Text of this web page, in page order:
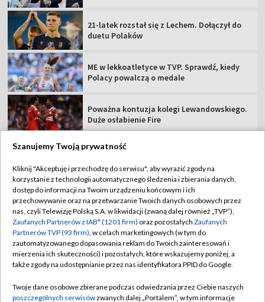
21-latek rozstał się z Lechem. Dołączył do
duetu Polaków
ME w lekkoatletyce w TVP. Sprawdź, kiedy
Polacy powalczą o medale
Poważna kontuzja kolegi Lewandowskiego.
Duże osłabienie Fire
TVP
Abonament TVP
Sklep TVP
Biuro Reklamy
Oferta Handlowa
Emisja w TVP
Regulamin TVP
Polityka prywatności
Moje zgody
Biuro reklamy
Szanujemy Twoją prywatność
Kliknij "Akceptuję i przechodzę do serwisu", aby wyrazić zgody na
korzystanie z technologii automatycznego śledzenia i zbierania danych,
dostęp do informacji na Twoim urządzeniu końcowym i ich
przechowywanie oraz na przetwarzanie Twoich danych osobowych przez
nas, czyli Telewizję Polską S.A. w likwidacji (zwaną dalej również „TVP”),
Zaufanych Partnerów z IAB* (1201 firm) oraz pozostałych Zaufanych
Partnerów TVP (93 firm), w celach marketingowych (w tym do
zautomatyzowanego dopasowania reklam do Twoich zainteresowań i
mierzenia ich skuteczności) i pozostałych, które wskazujemy poniżej, a
także zgody na udostępnianie przez nas identyfikatora PPID do Google.
Twoje dane osobowe zbierane podczas odwiedzania przez Ciebie naszych
poszczególnych serwisówzwanych dalej „Portalem”, w tym informacje